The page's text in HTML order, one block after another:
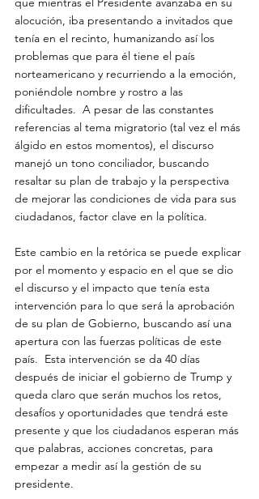
alocución, iba presentando a invitados que
tenía en el recinto, humanizando así los
problemas que para él tiene el país
norteamericano y recurriendo a la emoción,
poniéndole nombre y rostro a las
dificultades.  A pesar de las constantes
referencias al tema migratorio (tal vez el más
álgido en estos momentos), el discurso
manejó un tono conciliador, buscando
resaltar su plan de trabajo y la perspectiva
de mejorar las condiciones de vida para sus
ciudadanos, factor clave en la política.
Este cambio en la retórica se puede explicar
por el momento y espacio en el que se dio
el discurso y el impacto que tenía esta
intervención para lo que será la aprobación
de su plan de Gobierno, buscando así una
apertura con las fuerzas políticas de este
país.  Esta intervención se da 40 días
después de iniciar el gobierno de Trump y
queda claro que serán muchos los retos,
desafíos y oportunidades que tendrá este
presente y que los ciudadanos esperan más
que palabras, acciones concretas, para
empezar a medir así la gestión de su
presidente.